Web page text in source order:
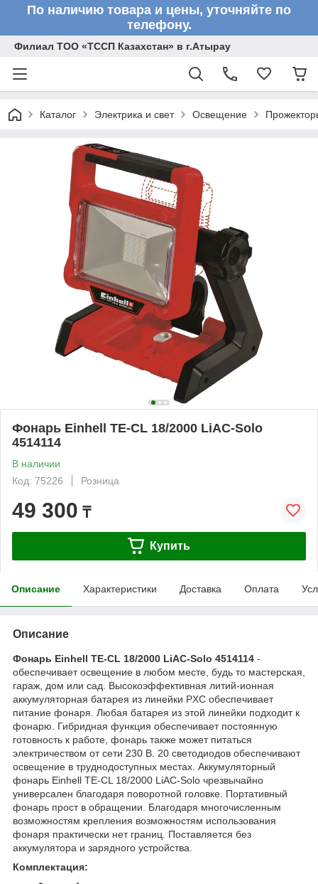
По наличию товара и цены, уточняйте по
телефону.
Филиал ТОО «ТССП Казахстан» в г.Атырау
Каталог Электрика и свет Освещение
Фонарь Einhell TE-CL 18/2000 LiAC-Solo
4514114
В наличии
Код: 75226
Розница
49 300 ₸
Купить
Описание Характеристики Доставка Оплата
Описание
Фонарь Einhell TE-CL 18/2000 LiAC-Solo 4514114 -
обеспечивает освещение в любом месте, будь то мастерская,
гараж, дом или сад. Высокоэффективная литий-ионная
аккумуляторная батарея из линейки PXC обеспечивает
питание фонаря. Любая батарея из этой линейки подходит к
фонарю. Гибридная функция обеспечивает постоянную
готовность к работе, фонарь также может питаться
электричеством от сети 230 В. 20 светодиодов обеспечивают
освещение в труднодоступных местах. Аккумуляторный
фонарь Einhell TE-CL 18/2000 LiAC-Solo чрезвычайно
универсален благодаря поворотной головке. Портативный
фонарь прост в обращении. Благодаря многочисленным
возможностям крепления возможностям использования
фонаря практически нет границ. Поставляется без
аккумулятора и зарядного устройства.
Комплектация: